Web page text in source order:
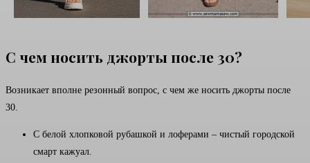
С чем носить джорты после 30?
Возникает вполне резонный вопрос, с чем же носить джорты после
30.
С белой хлопковой рубашкой и лоферами – чистый городской
смарт кажуал.